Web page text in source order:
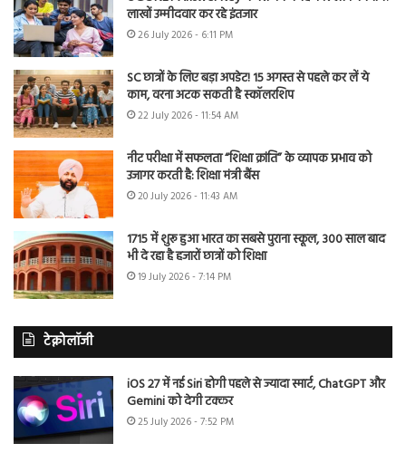
लाखों उम्मीदवार कर रहे इंतजार
26 July 2026 - 6:11 PM
SC छात्रों के लिए बड़ा अपडेट! 15 अगस्त से पहले कर लें ये
काम, वरना अटक सकती है स्कॉलरशिप
22 July 2026 - 11:54 AM
नीट परीक्षा में सफलता “शिक्षा क्रांति” के व्यापक प्रभाव को
उजागर करती है: शिक्षा मंत्री बैंस
20 July 2026 - 11:43 AM
1715 में शुरू हुआ भारत का सबसे पुराना स्कूल, 300 साल बाद
भी दे रहा है हजारों छात्रों को शिक्षा
19 July 2026 - 7:14 PM
टेक्नोलॉजी
iOS 27 में नई Siri होगी पहले से ज्यादा स्मार्ट, ChatGPT और
Gemini को देगी टक्कर
25 July 2026 - 7:52 PM